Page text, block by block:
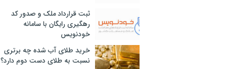
ثبت قرارداد ملک و صدور کد
رهگیری رایگان با سامانه
خودنویس
خرید طلای آب شده چه برتری
نسبت به طلای دست دوم دارد؟